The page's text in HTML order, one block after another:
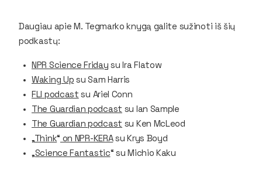
Daugiau apie M. Tegmarko knygą galite sužinoti iš šių
podkastų:
NPR Science Friday su Ira Flatow
Waking Up su Sam Harris
FLI podcast su Ariel Conn
The Guardian podcast su Ian Sample
The Guardian podcast su Ken McLeod
„Think“ on NPR-KERAsu Krys Boyd
„Science Fantastic“ su Michio Kaku